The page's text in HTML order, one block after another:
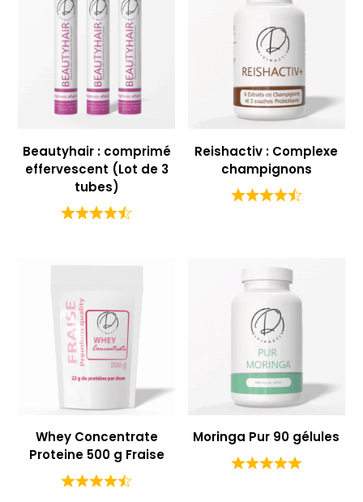
Beautyhair : comprimé
effervescent (Lot de 3
tubes)
Reishactiv : Complexe
champignons
Whey Concentrate
Proteine 500 g Fraise
Moringa Pur 90 gélules